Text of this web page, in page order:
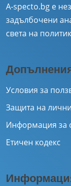
A-specto.bg е
задълбочени
света на
Условия за
Защита на
Информация за
Етичен кодекс